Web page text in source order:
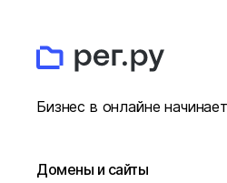
Бизнес в онлайне
Домены и сайты